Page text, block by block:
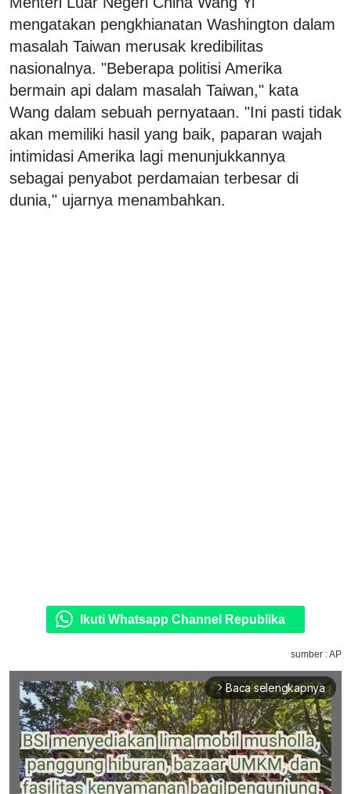
mengatakan pengkhianatan Washington dalam
masalah Taiwan merusak kredibilitas
nasionalnya. "Beberapa politisi Amerika
bermain api dalam masalah Taiwan," kata
Wang dalam sebuah pernyataan. "Ini pasti tidak
akan memiliki hasil yang baik, paparan wajah
intimidasi Amerika lagi menunjukkannya
sebagai penyabot perdamaian terbesar di
dunia," ujarnya menambahkan.
Ikuti Whatsapp Channel Republika
sumber : AP
arrow_forward_ios Baca selengkapnya